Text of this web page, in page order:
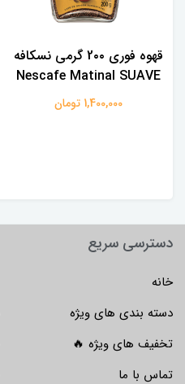
قهوه فوری 2۰۰ گرمی نسکافه
Nescafe Matinal SUAVE
1,400,000 تومان
دسترسی سریع
خانه
دسته بندی های ویژه
تخفیف های ویژه 🔥
تماس با ما